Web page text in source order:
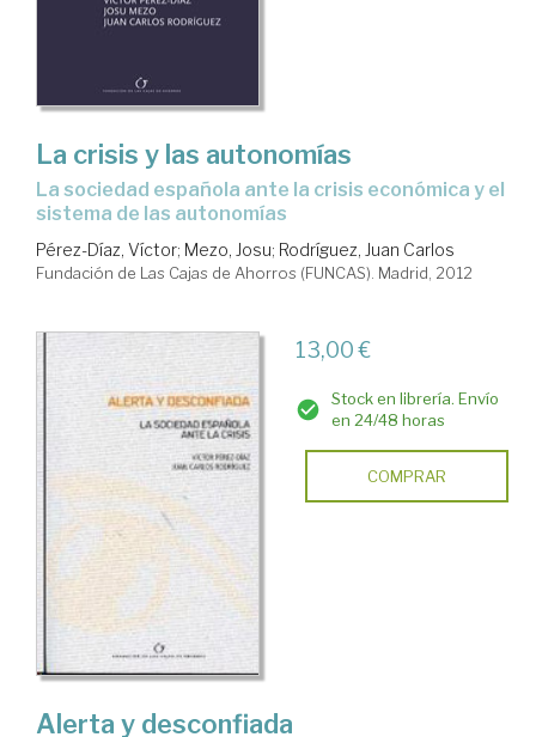
La crisis y las autonomías
la sociedad española ante la crisis económica y el
sistema de las autonomías
Pérez-Díaz, Víctor; Mezo, Josu; Rodríguez, Juan Carlos
Fundación de Las Cajas de Ahorros (FUNCAS). Madrid, 2012
13,00 €
Stock en librería. Envío
en 24/48 horas
COMPRAR
Alerta y desconfiada